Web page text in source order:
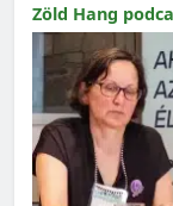
Zöld Hang